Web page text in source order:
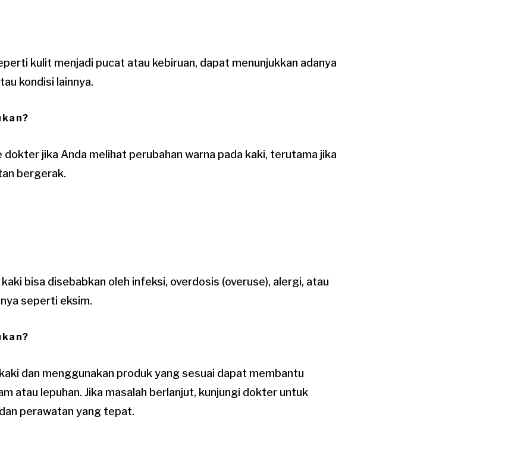
kulit menjadi pucat atau kebiruan, dapat menunjukkan adanya
kondisi lainnya.
dokter jika Anda melihat perubahan warna pada kaki, terutama jika
bergerak.
bisa disebabkan oleh infeksi, overdosis (overuse), alergi, atau
seperti eksim.
dan menggunakan produk yang sesuai dapat membantu
atau lepuhan. Jika masalah berlanjut, kunjungi dokter untuk
perawatan yang tepat.